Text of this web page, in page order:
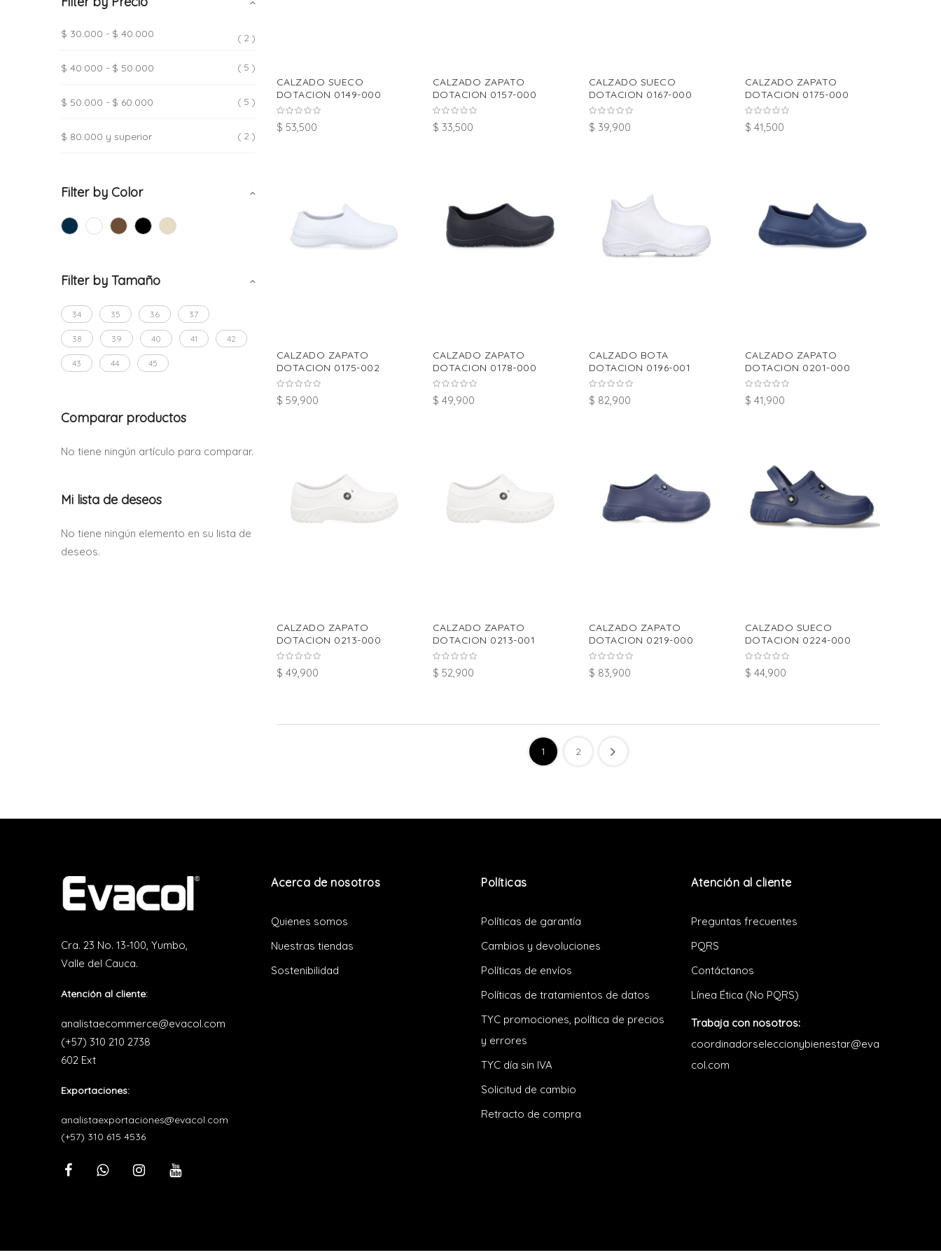
CALZADO SUECO
DOTACION 0149-000
$ 53,500
CALZADO ZAPATO
DOTACION 0157-000
$ 33,500
CALZADO SUECO
DOTACION 0167-000
$ 39,900
CALZADO ZAPATO
DOTACION 0175-000
$ 41,500
CALZADO ZAPATO
DOTACION 0175-002
$ 59,900
CALZADO ZAPATO
DOTACION 0178-000
$ 49,900
CALZADO BOTA
DOTACION 0196-001
$ 82,900
CALZADO ZAPATO
DOTACION 0201-000
$ 41,900
CALZADO ZAPATO
DOTACION 0213-000
$ 49,900
CALZADO ZAPATO
DOTACION 0213-001
$ 52,900
CALZADO ZAPATO
DOTACION 0219-000
$ 83,900
CALZADO SUECO
DOTACION 0224-000
$ 44,900
1 2
$ 30.000 - $ 40.000 2
$ 40.000 - $ 50.000 5
$ 50.000 - $ 60.000 5
$ 80.000 y superior 2
Filter by Color
Filter by Tamaño
34 35 36 37
38 39 40 41 42
43 44 45
Comparar productos
No tiene ningún artículo para comparar.
Mi lista de deseos
No tiene ningún elemento en su lista de
deseos.
Cra. 23 No. 13-100, Yumbo,
Valle del Cauca.
Atención al cliente:
analistaecommerce@evacol.com
(+57) 310 210 2738
602 Ext
Exportaciones:
analistaexportaciones@evacol.com
(+57) 310 615 4536
Acerca de nosotros
Quienes somos
Nuestras tiendas
Sostenibilidad
Políticas
Políticas de garantía
Cambios y devoluciones
Políticas de envíos
Políticas de tratamientos de datos
TYC promociones, política de precios
y errores
TYC día sin IVA
Solicitud de cambio
Retracto de compra
Atención al cliente
Preguntas frecuentes
PQRS
Contáctanos
Línea Ética (No PQRS)
Trabaja con nosotros:
coordinadorseleccionybienestar@eva
col.com